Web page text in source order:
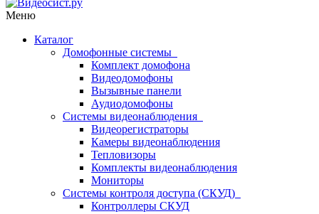
Меню
Каталог
Домофонные системы
Комплект домофона
Видеодомофоны
Вызывные панели
Аудиодомофоны
Системы видеонаблюдения
Видеорегистраторы
Камеры видеонаблюдения
Тепловизоры
Комплекты видеонаблюдения
Мониторы
Системы контроля доступа (СКУД)
Контроллеры СКУД